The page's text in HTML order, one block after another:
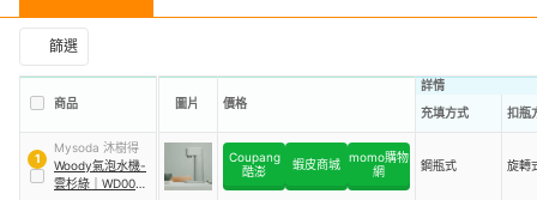
篩選
商品 圖片 價格
詳情
充填方式
扣瓶
1
Mysoda 沐樹得
Woody氣泡水機-
雲杉綠
WD002-
Coupang
酷澎
蝦皮商城 momo購物
網
鋼瓶式 旋轉